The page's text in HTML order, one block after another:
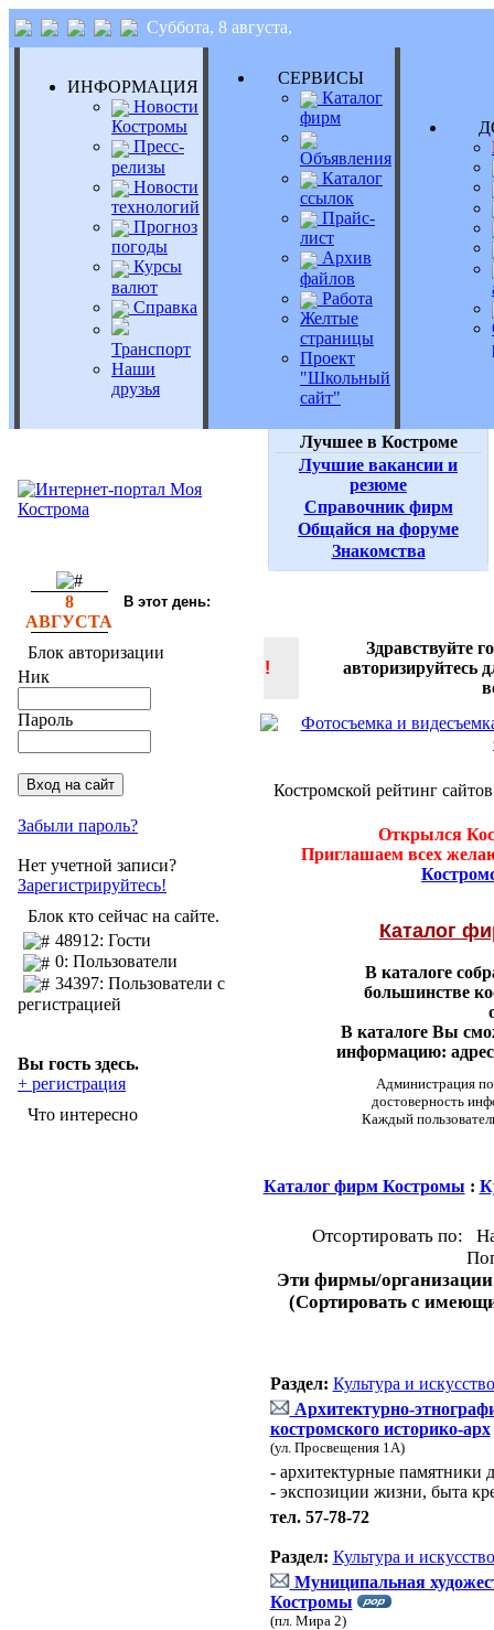
Суббота, 8 августа,
ИНФОРМАЦИЯ
Новости
Костромы
Пресс-
релизы
Новости
технологий
Прогноз
погоды
Курсы
валют
Справка
Транспорт
Наши
друзья
СЕРВИСЫ
Каталог
фирм
Объявления
Каталог
ссылок
Прайс-
лист
Архив
файлов
Работа
Желтые
страницы
Проект
"Школьный
сайт"
Лучшее в Костроме
Лучшие вакансии и
резюме
Справочник фирм
Общайся на форуме
Знакомства
8
АВГУСТА
В этот день:
Блок авторизации
Ник
Пароль
Забыли пароль?
Нет учетной записи?
Зарегистрируйтесь!
Блок кто сейчас на сайте.
48912: Гости
0: Пользователи
34397: Пользователи с
регистрацией
Вы гость здесь.
+ регистрация
Что интересно
!
Здравствуйте
авторизируйтесь
Костромской рейтинг сайтов
Открылся
Приглашаем всех
Каталог
В каталоге
большинстве
В каталоге Вы
информацию:
Администрация
достоверность
Каждый
Каталог фирм Костромы :
Отсортировать по:
Эти фирмы/
(Сортировать с
Раздел: Культура и искусство
Архитектурно-
костромского историко-арх
(ул. Просвещения 1А)
- архитектурные памятники
- экспозиции жизни, быта
тел. 57-78-72
Раздел: Культура и искусство
Муниципальная
Костромы
(пл. Мира 2)